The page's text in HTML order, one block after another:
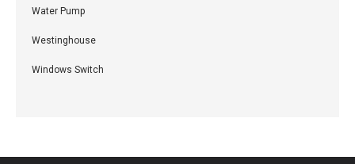
Water Pump
Westinghouse
Windows Switch